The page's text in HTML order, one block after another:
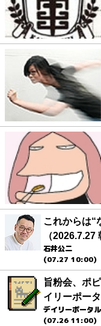
これからは“
（2026.7.27
石井公二
(07.27 10:00)
旨粉会、ポ
イリーポー
デイリーポータ
(07.26 11:00)